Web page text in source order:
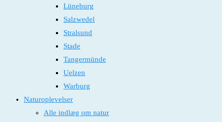
Lüneburg
Salzwedel
Stralsund
Stade
Tangermünde
Uelzen
Warburg
Naturoplevelser
Alle indlæg om natur